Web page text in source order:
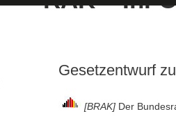
Gesetzentwurf
[BRAK] Der